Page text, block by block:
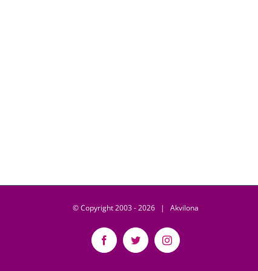
© Copyright 2003 -2026 | Akvilona
FacebookTwitter Instagram